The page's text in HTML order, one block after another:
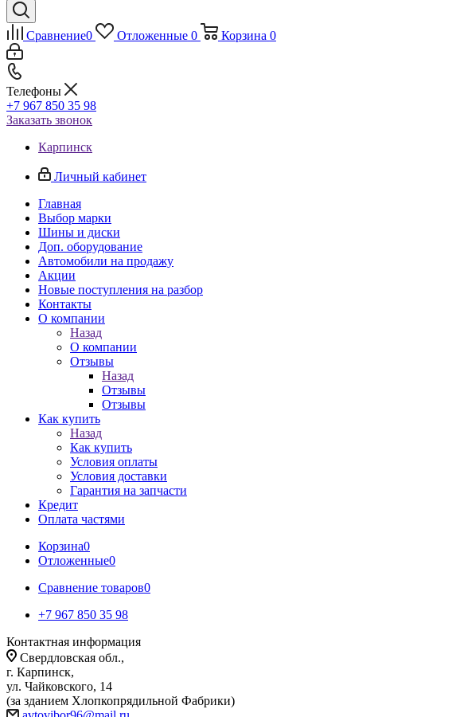
Сравнение0 Отложенные 0 Корзина 0
Телефоны
+7 967 850 35 98
Заказать звонок
Карпинск
Личный кабинет
Главная
Выбор марки
Шины и диски
Доп. оборудование
Автомобили на продажу
Акции
Новые поступления на разбор
Контакты
О компании
Назад
О компании
Отзывы
Назад
Отзывы
Отзывы
Как купить
Назад
Как купить
Условия оплаты
Условия доставки
Гарантия на запчасти
Кредит
Оплата частями
Корзина0
Отложенные0
Сравнение товаров0
+7 967 850 35 98
Контактная информация
Свердловская обл.,
г. Карпинск,
ул. Чайковского, 14
(за зданием Хлопкопрядильной Фабрики)